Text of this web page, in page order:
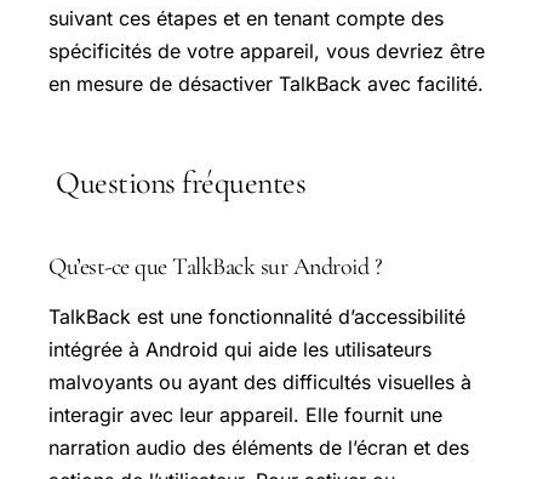
suivant ces étapes et en tenant compte des
spécificités de votre appareil, vous devriez être
en mesure de désactiver TalkBack avec facilité.
Questions fréquentes
Qu’est-ce que TalkBack sur Android ?
TalkBack est une fonctionnalité d’accessibilité
intégrée à Android qui aide les utilisateurs
malvoyants ou ayant des difficultés visuelles à
interagir avec leur appareil. Elle fournit une
narration audio des éléments de l’écran et des